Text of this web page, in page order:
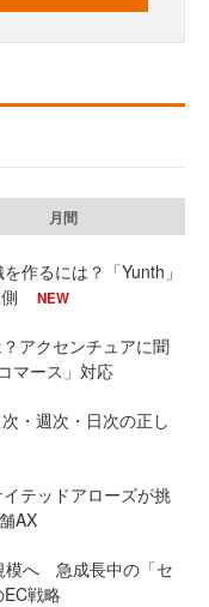
月間
作るには？「Yunth」
NEW
アクセンチュアに聞
マース」対応
・週次・日次の正し
テッドアローズが挑
AX
模へ 急成長中の「セ
戦略